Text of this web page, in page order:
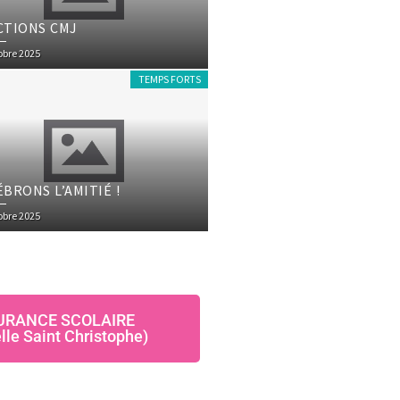
CMJ
2025
TEMPS FORTS
L’AMITIÉ !
2025
SCOLAIRE
Saint Christophe)